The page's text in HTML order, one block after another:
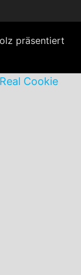
präsentiert
Cookie